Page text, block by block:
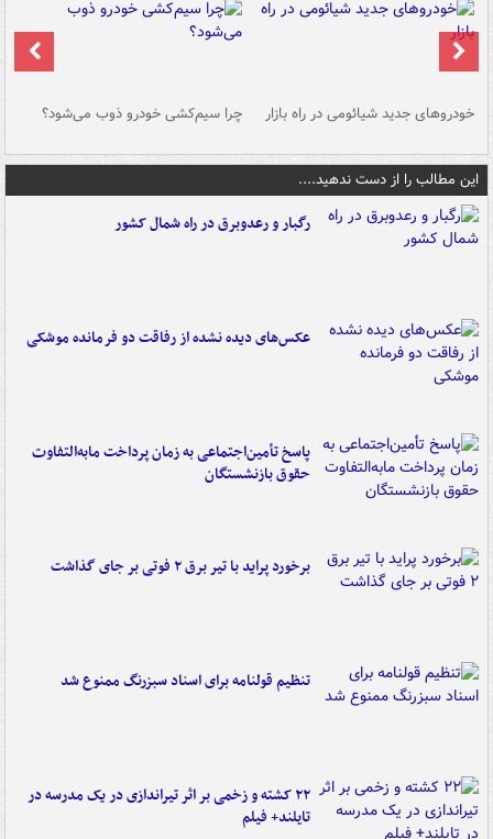
خودروهای جدید شیائومی در راه بازار چرا سیم‌کشی خودرو ذوب می‌شود؟
این مطالب را از دست ندهید....
رگبار و رعدوبرق در راه شمال کشور
عکس‌های دیده نشده از رفاقت دو فرمانده‌ موشکی
پاسخ تأمین‌اجتماعی به زمان پرداخت مابه‌التفاوت
حقوق بازنشستگان
برخورد پراید با تیر برق ۲ فوتی بر جای گذاشت
تنظیم قولنامه برای اسناد سبزرنگ ممنوع شد
۲۲ کشته و زخمی بر اثر تیراندازی در یک مدرسه در
تایلند+ فیلم